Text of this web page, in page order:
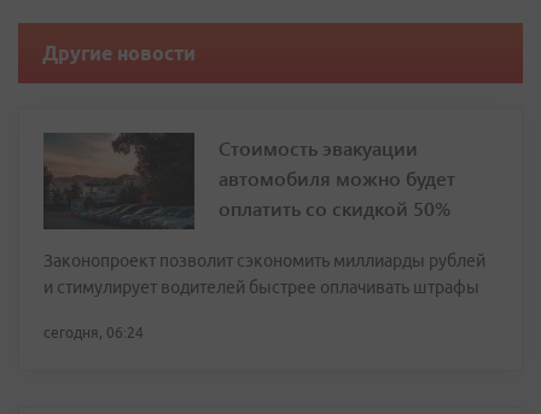
Другие новости
Стоимость эвакуации
автомобиля можно будет
оплатить со скидкой 50%
Законопроект позволит сэкономить миллиарды рублей
и стимулирует водителей быстрее оплачивать штрафы
сегодня, 06:24